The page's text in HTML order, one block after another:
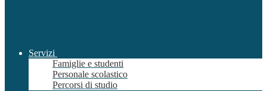
Servizi
Famiglie e studenti
Personale scolastico
Percorsi di studio